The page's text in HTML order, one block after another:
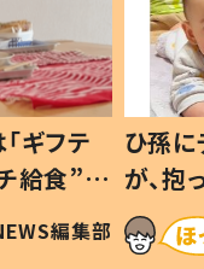
ギフテ
給食”を
和の親
編集部
ひ孫
が、
「涙が
い」